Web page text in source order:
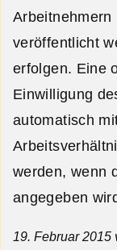
Arbeitnehmern
veröffentlicht
erfolgen. Eine
Einwilligung
automatisch
werden, wenn
angegeben
19. Februar 2015